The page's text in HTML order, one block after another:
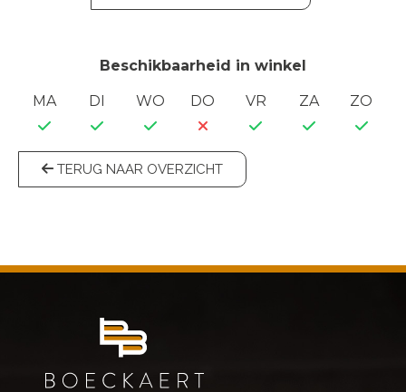
Beschikbaarheid in winkel
MA DI WO DO VR ZA ZO
TERUG NAAR OVERZICHT